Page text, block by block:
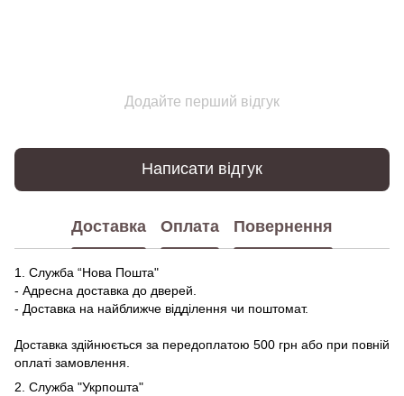
Додайте перший відгук
Написати відгук
Доставка Оплата Повернення
1. Служба “Нова Пошта"
- Адресна доставка до дверей.
- Доставка на найближче відділення чи поштомат.
Доставка здійнюється за передоплатою 500 грн або при повній
оплаті замовлення.
2. Служба "Укрпошта"